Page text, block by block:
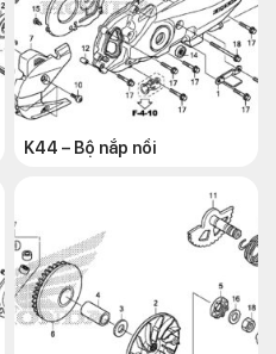
K44 – Bộ nắp nồi